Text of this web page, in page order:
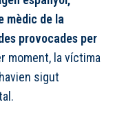
mèdic de la
provocades per
moment, la víctima
sigut